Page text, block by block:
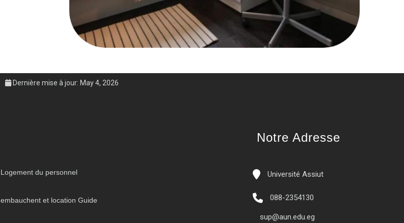
Dernière mise à jour: May 4, 2026
Logement du personnel
embauchent et location Guide
Notre Adresse
Université Assiut
088-2354130
sup@aun.edu.eg